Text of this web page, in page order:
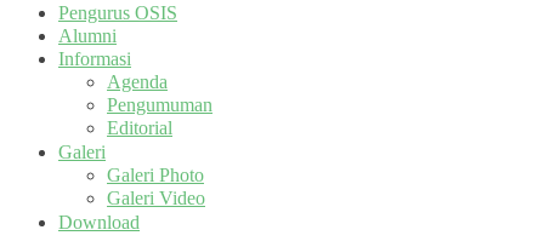
Pengurus OSIS
Alumni
Informasi
Agenda
Pengumuman
Editorial
Galeri
Galeri Photo
Galeri Video
Download